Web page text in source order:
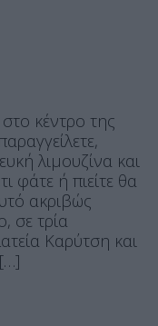
κέντρο της
λιμουζίνα και
φάτε ή πιείτε θα
ακριβώς
σε τρία
Καρύτση και